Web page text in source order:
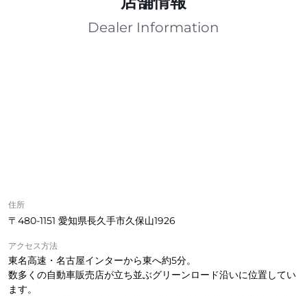
Dealer Information
住所
〒480-1151 愛知県長久手市久保山1926
アクセス方法
東名高速・名古屋インターから東へ約5分。
数多くの自動車販売店が立ち並ぶグリーンロード沿いに位置してい
ます。